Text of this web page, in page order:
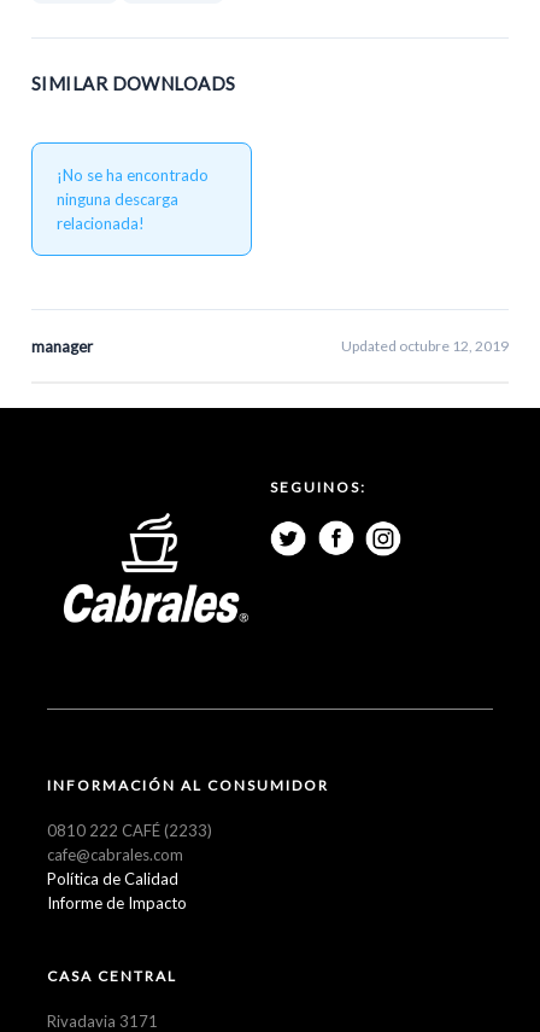
SIMILAR DOWNLOADS
¡No se ha encontrado
ninguna descarga
relacionada!
manager Updated octubre 12, 2019
SEGUINOS:
INFORMACIÓN AL CONSUMIDOR
0810 222 CAFÉ (2233)
cafe@cabrales.com
Política de Calidad
Informe de Impacto
CASA CENTRAL
Rivadavia 3171